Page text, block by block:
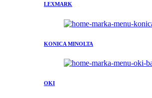
LEXMARK
KONICA MINOLTA
OKI